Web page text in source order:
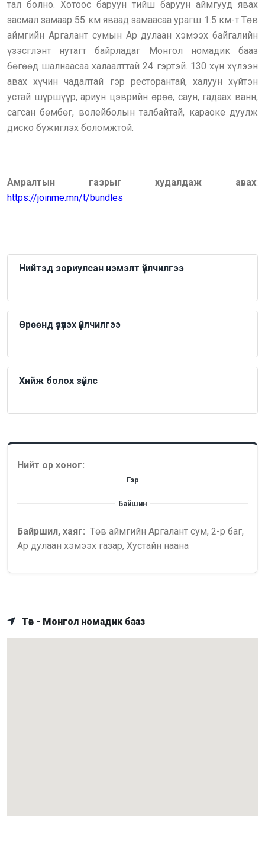
тал болно. Хотоос баруун тийш баруун аймгууд явах
засмал замаар 55 км яваад замаасаа урагш 1.5 км-т Төв
аймгийн Аргалант сумын Ар дулаан хэмээх байгалийн
үзэсглэнт нутагт байрладаг Монгол номадик бааз
бөгөөд шалнаасаа халаалттай 24 гэртэй. 130 хүн хүлээн
авах хүчин чадалтай гэр ресторантай, халуун хүйтэн
устай шүршүүр, ариун цэврийн өрөө, саун, гадаах ванн,
сагсан бөмбөг, волейболын талбайтай, караоке дуулж
диско бүжиглэх боломжтой.
Амралтын газрыг худалдаж авах:
https://joinme.mn/t/bundles
Нийтэд зориулсан нэмэлт үйлчилгээ
Өрөөнд үзүүлэх үйлчилгээ
Хийж болох зүйлс
Нийт ор хоног:
Гэр
Байшин
Байршил, хаяг: Төв аймгийн Аргалант сум, 2-р баг,
Ар дулаан хэмээх газар, Хустайн наана
Төв - Монгол номадик бааз